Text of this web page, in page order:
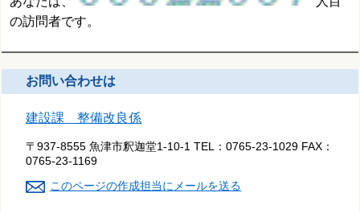
の訪問者です。
お問い合わせは
建設課 整備改良係
〒937-8555 魚津市釈迦堂1-10-1 TEL：0765-23-1029 FAX：
0765-23-1169
このページの作成担当にメールを送る